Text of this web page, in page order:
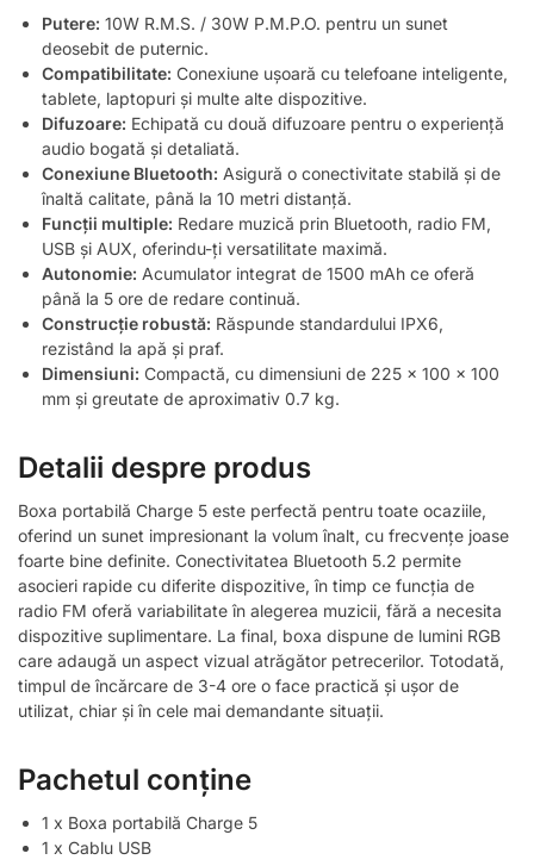
Putere: 10W R.M.S. / 30W P.M.P.O. pentru un sunet
deosebit de puternic.
Compatibilitate: Conexiune ușoară cu telefoane inteligente,
tablete, laptopuri și multe alte dispozitive.
Difuzoare: Echipată cu două difuzoare pentru o experiență
audio bogată și detaliată.
Conexiune Bluetooth: Asigură o conectivitate stabilă și de
înaltă calitate, până la 10 metri distanță.
Funcții multiple: Redare muzică prin Bluetooth, radio FM,
USB și AUX, oferindu-ți versatilitate maximă.
Autonomie: Acumulator integrat de 1500 mAh ce oferă
până la 5 ore de redare continuă.
Construcție robustă: Răspunde standardului IPX6,
rezistând la apă și praf.
Dimensiuni: Compactă, cu dimensiuni de 225 x 100 x 100
mm și greutate de aproximativ 0.7 kg.
Detalii despre produs
Boxa portabilă Charge 5 este perfectă pentru toate ocaziile,
oferind un sunet impresionant la volum înalt, cu frecvențe joase
foarte bine definite. Conectivitatea Bluetooth 5.2 permite
asocieri rapide cu diferite dispozitive, în timp ce funcția de
radio FM oferă variabilitate în alegerea muzicii, fără a necesita
dispozitive suplimentare. La final, boxa dispune de lumini RGB
care adaugă un aspect vizual atrăgător petrecerilor. Totodată,
timpul de încărcare de 3-4 ore o face practică și ușor de
utilizat, chiar și în cele mai demandante situații.
Pachetul conține
1 x Boxa portabilă Charge 5
1 x Cablu USB